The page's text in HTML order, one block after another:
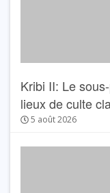
Kribi II: Le
lieux de culte
5 août 2026